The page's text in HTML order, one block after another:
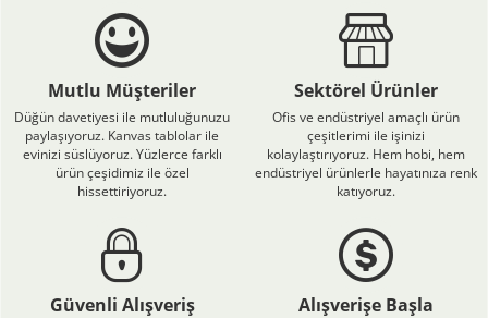
Mutlu Müşteriler
Düğün davetiyesi ile mutluluğunuzu
paylaşıyoruz. Kanvas tablolar ile
evinizi süslüyoruz. Yüzlerce farklı
ürün çeşidimiz ile özel
hissettiriyoruz.
Sektörel Ürünler
Ofis ve endüstriyel amaçlı ürün
çeşitlerimi ile işinizi
kolaylaştırıyoruz. Hem hobi, hem
endüstriyel ürünlerle hayatınıza renk
katıyoruz.
Güvenli Alışveriş Alışverişe Başla